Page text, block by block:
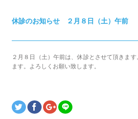
休診のお知らせ ２月８日（土）午前
２月８日（土）午前は、休診とさせて頂きま
ます。よろしくお願い致します。